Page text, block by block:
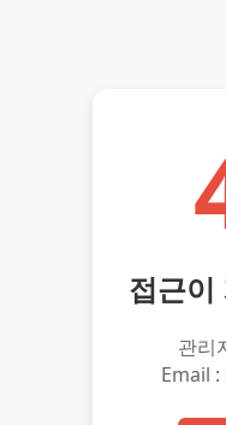
접근이
관리
Email